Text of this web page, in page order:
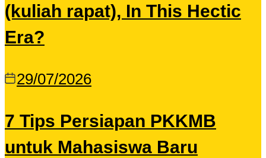
(kuliah rapat), In This Hectic
Era?
29/07/2026
7 Tips Persiapan PKKMB
untuk Mahasiswa Baru